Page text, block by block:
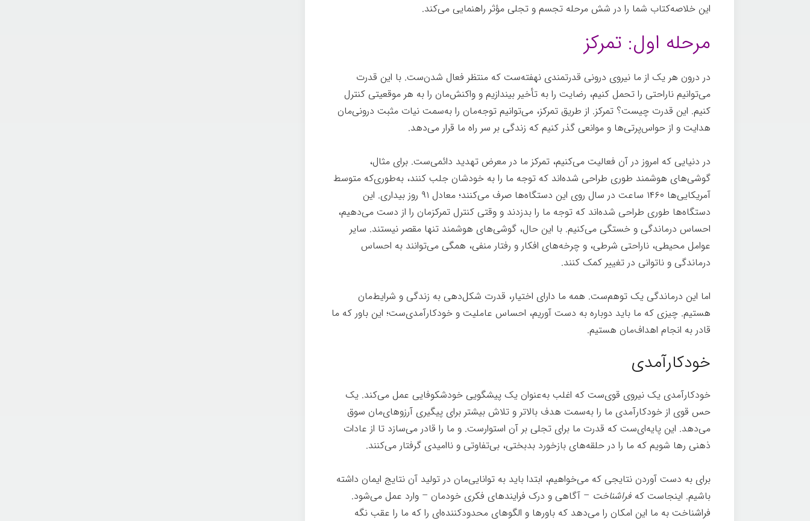
این خلاصه‌کتاب شما را در شش مرحله تجسم و تجلی مؤثر راهنمایی می‌کند.
مرحله اول: تمرکز
در درون هر یک از ما نیروی درونی قدرتمندی نهفته‌ست که منتظر فعال شدن‌ست. با این قدرت
می‌توانیم ناراحتی را تحمل کنیم، رضایت را به تأخیر بیندازیم و واکنش‌مان را به هر موقعیتی کنترل
کنیم. این قدرت چیست؟ تمرکز. از طریق تمرکز، می‌توانیم توجه‌مان را به‌سمت نیات مثبت درونی‌مان
هدایت و از حواس‌پرتی‌ها و موانعی گذر کنیم که زندگی بر سر راه ما قرار می‌دهد.
در دنیایی که امروز در آن فعالیت می‌کنیم، تمرکز ما در معرض تهدید دائمی‌ست. برای مثال،
گوشی‌های هوشمند طوری طراحی شده‌اند که توجه ما را به خودشان جلب کنند، به‌طوری‌که متوسط
آمریکایی‌ها ۱۴۶۰ ساعت در سال روی این دستگاه‌ها صرف می‌کنند؛ معادل ۹۱ روز بیداری. این
دستگاه‌ها طوری طراحی شده‌اند که توجه ما را بدزدند و وقتی کنترل تمرکزمان را از دست می‌دهیم،
احساس درماندگی و خستگی می‌کنیم. با این حال، گوشی‌های هوشمند تنها مقصر نیستند. سایر
عوامل محیطی، ناراحتی شرطی، و چرخه‌های افکار و رفتار منفی، همگی می‌توانند به احساس
درماندگی و ناتوانی در تغییر کمک کنند.
اما این درماندگی یک توهم‌ست. همه ما دارای اختیار، قدرت شکل‌دهی به زندگی و شرایط‌مان
هستیم. چیزی که ما باید دوباره به دست آوریم، احساس عاملیت و خودکارآمدی‌ست؛ این باور که ما
قادر به انجام اهداف‌مان هستیم.
خودکارآمدی
خودکارآمدی یک نیروی قوی‌ست که اغلب به‌عنوان یک پیشگویی خودشکوفایی عمل می‌کند. یک
حس قوی از خودکارآمدی ما را به‌سمت هدف بالاتر و تلاش بیشتر برای پیگیری آرزوهای‌مان سوق
می‌دهد. این پایه‌ای‌ست که قدرت ما برای تجلی بر آن استوارست. و ما را قادر می‌سازد تا از عادات
ذهنی رها شویم که ما را در حلقه‌های بازخورد بدبختی، بی‌تفاوتی و ناامیدی گرفتار می‌کنند.
برای به دست آوردن نتایجی که می‌خواهیم، ابتدا باید به توانایی‌مان در تولید آن نتایج ایمان داشته
باشیم. اینجاست که فراشناخت – آگاهی و درک فرایندهای فکری خودمان – وارد عمل می‌شود.
فراشناخت به ما این امکان را می‌دهد که باورها و الگوهای محدودکننده‌ای را که ما را عقب نگه